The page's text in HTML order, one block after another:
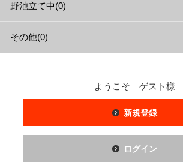
野池立て中(0)
その他(0)
ようこそ ゲスト様
新規登録
ログイン